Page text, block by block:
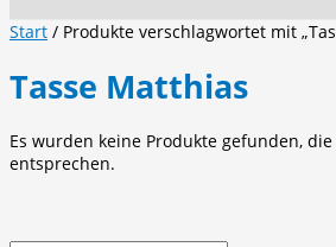
Start / Produkte verschlagwortet mit
Tasse Matthias
Es wurden keine Produkte gefunden,
entsprechen.